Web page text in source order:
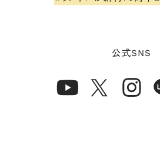
公式SNS